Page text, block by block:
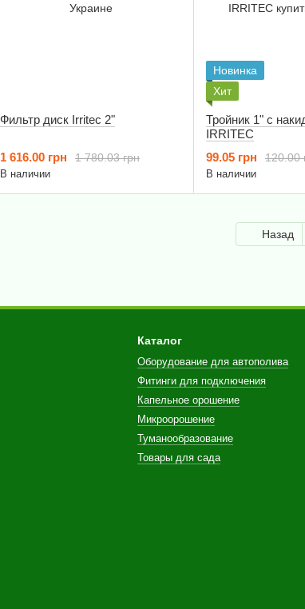
Фильтр диск Irritec 2"
1 780.03 грн
1 616.00 грн
В наличии
Новинка
Хит
Тройник 1" с
IRRITEC
120.00
99.05 грн
В наличии
Назад
Каталог
Оборудование для автополива
Фитинги для подключения
Капельное орошение
Микроорошение
Туманообразование
Товары для сада